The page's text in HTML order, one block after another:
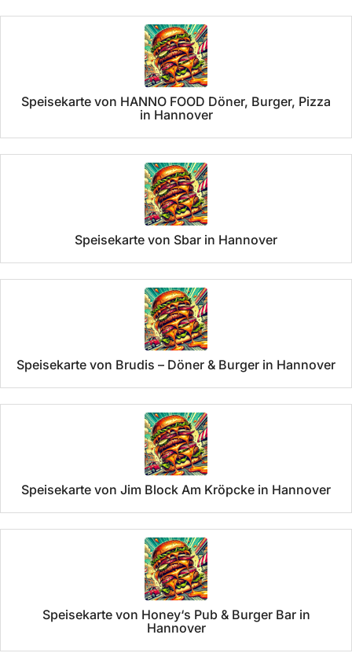
Speisekarte von HANNO FOOD Döner, Burger, Pizza
in Hannover
Speisekarte von Sbar in Hannover
Speisekarte von Brudis – Döner & Burger in Hannover
Speisekarte von Jim Block Am Kröpcke in Hannover
Speisekarte von Honey‘s Pub & Burger Bar in
Hannover